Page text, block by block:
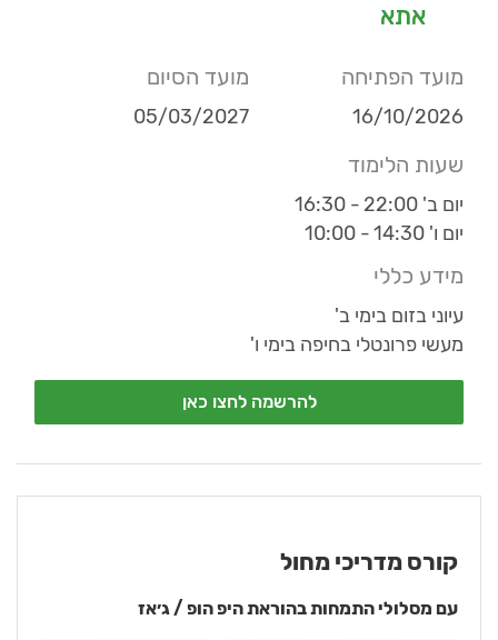
אתא
מועד הפתיחה
16/10/2026
מועד הסיום
05/03/2027
שעות הלימוד
יום ב' 22:00 - 16:30
יום ו' 14:30 - 10:00
מידע כללי
עיוני בזום בימי ב'
מעשי פרונטלי בחיפה בימי ו'
להרשמה לחצו כאן
קורס מדריכי מחול
עם מסלולי התמחות בהוראת היפ הופ / ג׳אז